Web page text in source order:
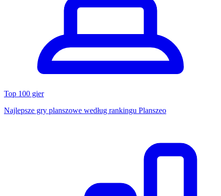
Top 100 gier
Najlepsze gry planszowe według rankingu Planszeo